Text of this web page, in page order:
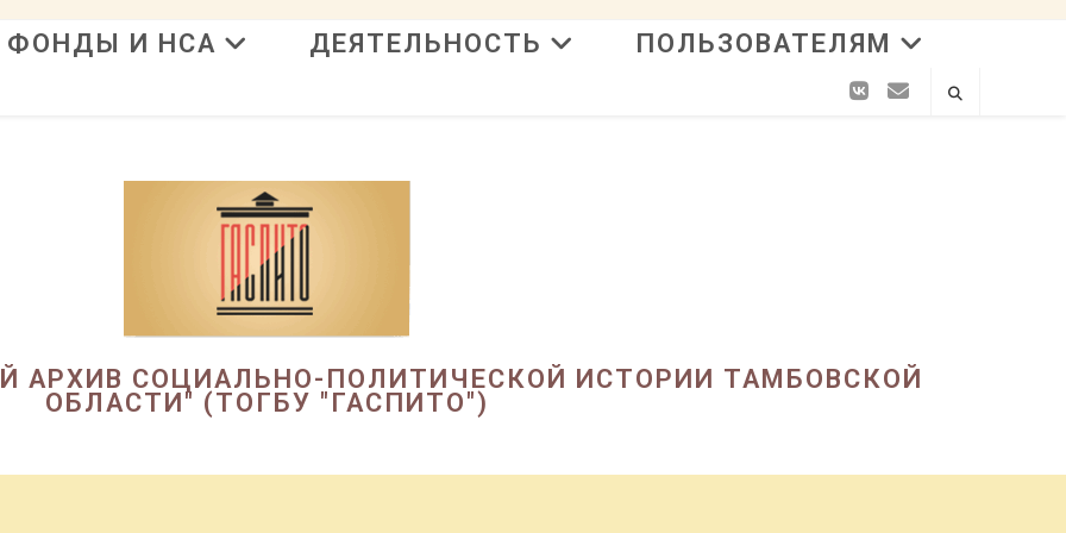
ФОНДЫ И НСА ДЕЯТЕЛЬНОСТЬ ПОЛЬЗОВАТЕЛЯМ
АРХИВ СОЦИАЛЬНО-ПОЛИТИЧЕСКОЙ ИСТОРИИ ТАМБОВСКОЙ
ОБЛАСТИ" (ТОГБУ "ГАСПИТО")